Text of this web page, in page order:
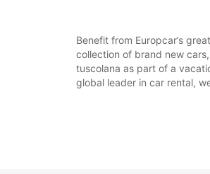
Benefit from Europcar’s
collection of brand new
tuscolana as part of a
global leader in car rental,